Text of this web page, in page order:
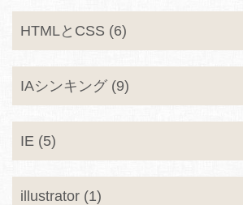
HTMLとCSS (6)
IAシンキング (9)
IE (5)
illustrator (1)